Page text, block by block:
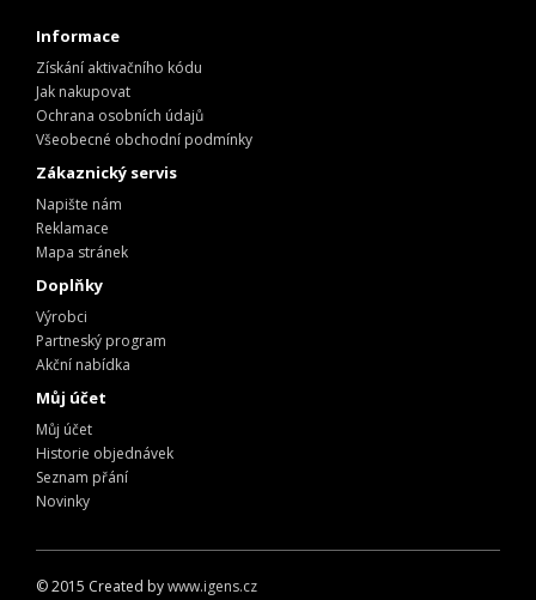
Informace
Získání aktivačního kódu
Jak nakupovat
Ochrana osobních údajů
Všeobecné obchodní podmínky
Zákaznický servis
Napište nám
Reklamace
Mapa stránek
Doplňky
Výrobci
Partneský program
Akční nabídka
Můj účet
Můj účet
Historie objednávek
Seznam přání
Novinky
© 2015 Created bywww.igens.cz